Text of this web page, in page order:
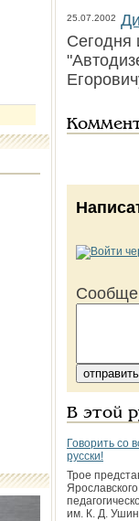
25.07.2002
Сегодня
В этой
Говорить со
русски!
Трое
им. К. Д.